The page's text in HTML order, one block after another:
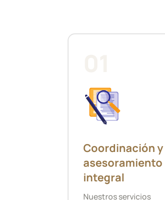
Coordinación y
asesoramiento
integral
Nuestros servicios